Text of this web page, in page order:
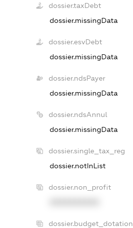
dossier.taxDebt
dossier.missingData
dossier.esvDebt
dossier.missingData
dossier.ndsPayer
dossier.missingData
dossier.ndsAnnul
dossier.missingData
dossier.single_tax_reg
dossier.notInList
dossier.non_profit
dossier.budget_dotation